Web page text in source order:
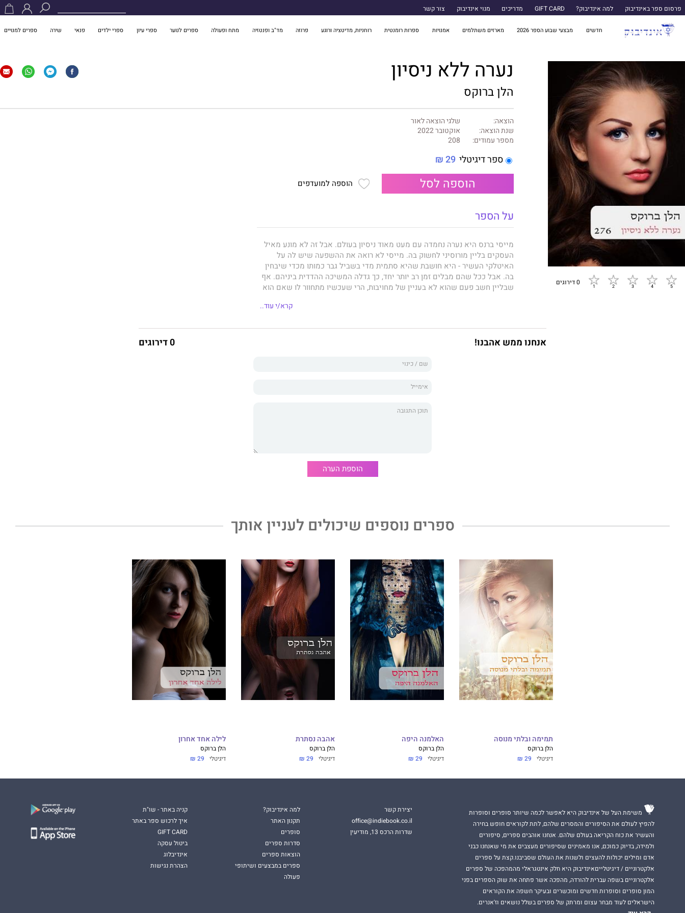
פרסום ספר באינדיבוק למה אינדיבוק? GIFT CARD מדריכים מנוי אינדיבוק צור קשר
חדשים מבצעי שבוע הספר 2026 מארזים משתלמים אמנויות ספרות רומנטית רוחניות, מדיטציה ורוגע פרוזה מד"ב ופנטזיה מתח ופעולה ספרים לנוער ספרי עיון ספרי ילדים פנאי שירה ספרים למנויים
0 דירוגים
נערה ללא ניסיון
הלן ברוקס
הוצאה:
שלגי הוצאה לאור
שנת הוצאה:
אוקטובר 2022
מספר עמודים:
208
ספר דיגיטלי 29 ₪
הוספה לסל הוספה למועדפים
על הספר
מייסי ברנס היא נערה נחמדה עם מעט מאוד ניסיון בעולם. אבל זה לא מונע מאיל
העסקים בליין מורוסיני לחשוק בה. מייסי לא רואה את ההשפעה שיש לה על
האיטלקי העשיר - היא חושבת שהיא סתמית מדי בשביל גבר כמותו מכדי שיבחין
בה. אבל ככל שהם מבלים זמן רב יותר יחד, כך גדלה המשיכה ההדדית ביניהם. אף
שבליין חשב פעם שהוא לא בעניין של מחויבות, הרי שעכשיו מתחוור לו שאם הוא
קרא/י עוד..
אנחנו ממש אהבנו! 0 דירוגים
הוספת הערה
ספרים נוספים שיכולים לעניין אותך
תמימה ובלתי מנוסה
הלן ברוקס
דיגיטלי 29 ₪
האלמנה היפה
הלן ברוקס
דיגיטלי 29 ₪
אהבה נסתרת
הלן ברוקס
דיגיטלי 29 ₪
לילה אחד אחרון
הלן ברוקס
דיגיטלי 29 ₪
משימת העל של אינדיבוק היא לאפשר לכמה שיותר סופרים וסופרות
להפיץ לעולם את הסיפורים והמסרים שלהם, לתת לקוראים חופש בחירה
והעשיר את כוח הקריאה בעולם שלהם. אנחנו אוהבים ספרים, סיפורים
ולמידה, בדיוק כמוכם, אנו מאמינים שסיפורים מעצבים את מי שאנחנו כבני
אדם ומילים יכולות להעצים ולשנות את העולם שסביבנו.קצת על ספרים
אלקטרוניים / דיגיטלייםאינדיבוק היא חלק אינטגראלי מהמהפכה של ספרים
אלקטרוניים בשפה עברית להורדה, מהפכה אשר פתחה את שוק הספרים בפני
המון סופרים וסופרות חדשים ומוכשרים ובעיקר חשפה את הקוראים
הישראלים לעוד מבחר עצום ומרתק של ספרים בשלל נושאים וז'אנרים.
יצירת קשר
office@indiebook.co.il
שדרות הרכס 13, מודיעין
למה אינדיבוק?
תקנון האתר
סופרים
סדרות ספרים
הוצאות ספרים
ספרים במבצעים ושיתופי
פעולה
קניה באתר - שו"ת
איך לרכוש ספר באתר
GIFT CARD
ביטול עסקה
אינדיבלוג
הצהרת נגישות